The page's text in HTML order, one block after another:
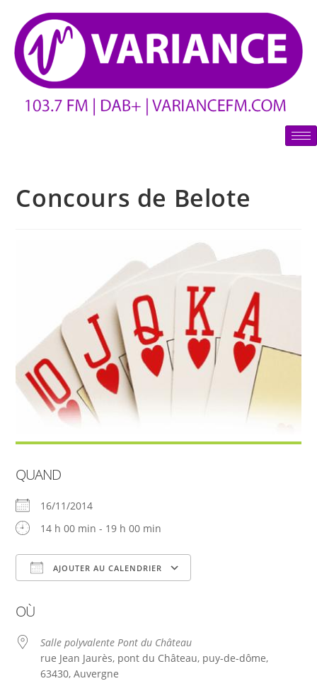
Concours de Belote
QUAND
16/11/2014
14 h 00 min - 19 h 00 min
AJOUTER AU CALENDRIER
OÙ
Salle polyvalente Pont du Château
rue Jean Jaurès, pont du Château, puy-de-dôme,
63430, Auvergne